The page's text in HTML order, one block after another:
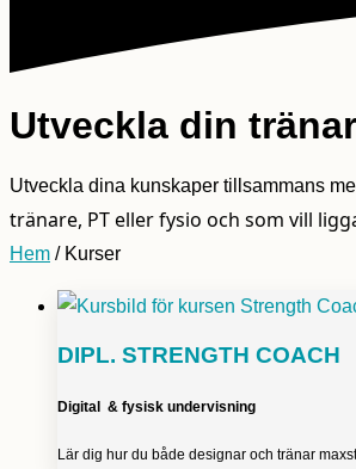
Utveckla din
Utveckla dina kunskaper tillsammans
tränare, PT eller fysio och som vill
Hem / Kurser
DIPL. STRENGTH COACH
Digital & fysisk undervisning
Lär dig hur du både designar och tränar